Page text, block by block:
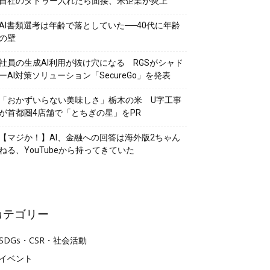
書類選考は年齢で落としていた──40代に年齢
壁
員の生成AI利用が抜け穴になる RGSがシャド
AI対策ソリューション「SecureGo」を発表
おかずいらない美味しさ」栃木の米 U字工事
首都圏4店舗で「とちぎの星」をPR
マジか！】AI、金融への回答は海外版2ちゃん
る、YouTubeから持ってきていた
テゴリー
・CSR・社会活動
ベント